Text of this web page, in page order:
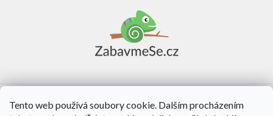
Tento web používá soubory cookie. Dalším procházením